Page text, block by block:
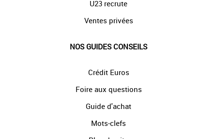
U23 recrute
Ventes privées
NOS GUIDES CONSEILS
Crédit Euros
Foire aux questions
Guide d'achat
Mots-clefs